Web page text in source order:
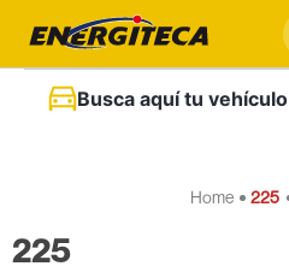
Busca aquí tu vehículo
225
225